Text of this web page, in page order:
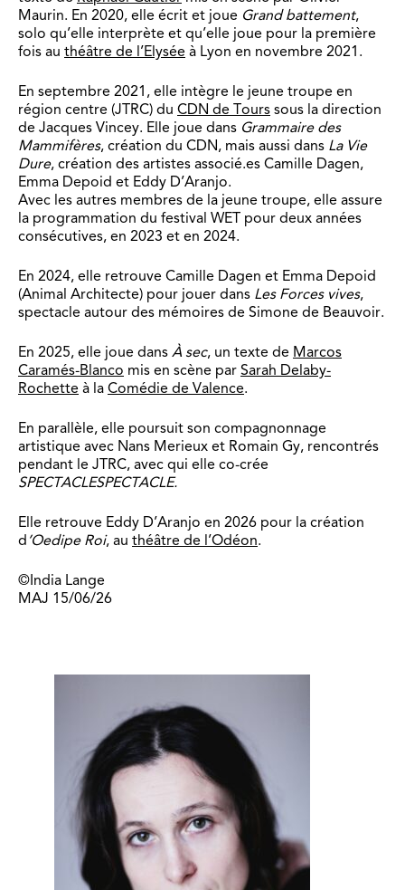
Maurin. En 2020, elle écrit et joue Grand battement,
solo qu’elle interprète et qu’elle joue pour la première
fois au théâtre de l’Elysée à Lyon en novembre 2021.
En septembre 2021, elle intègre le jeune troupe en
région centre (JTRC) du CDN de Tours sous la direction
de Jacques Vincey. Elle joue dans Grammaire des
Mammifères, création du CDN, mais aussi dans La Vie
Dure, création des artistes associé.es Camille Dagen,
Emma Depoid et Eddy D’Aranjo.
Avec les autres membres de la jeune troupe, elle assure
la programmation du festival WET pour deux années
consécutives, en 2023 et en 2024.
En 2024, elle retrouve Camille Dagen et Emma Depoid
(Animal Architecte) pour jouer dans Les Forces vives,
spectacle autour des mémoires de Simone de Beauvoir.
En 2025, elle joue dans À sec, un texte de Marcos
Caramés-Blanco mis en scène par Sarah Delaby-
Rochette à la Comédie de Valence.
En parallèle, elle poursuit son compagnonnage
artistique avec Nans Merieux et Romain Gy, rencontrés
pendant le JTRC, avec qui elle co-crée
SPECTACLESPECTACLE.
Elle retrouve Eddy D’Aranjo en 2026 pour la création
d ’Oedipe Roi, au théâtre de l’Odéon.
©India Lange
MAJ 15/06/26